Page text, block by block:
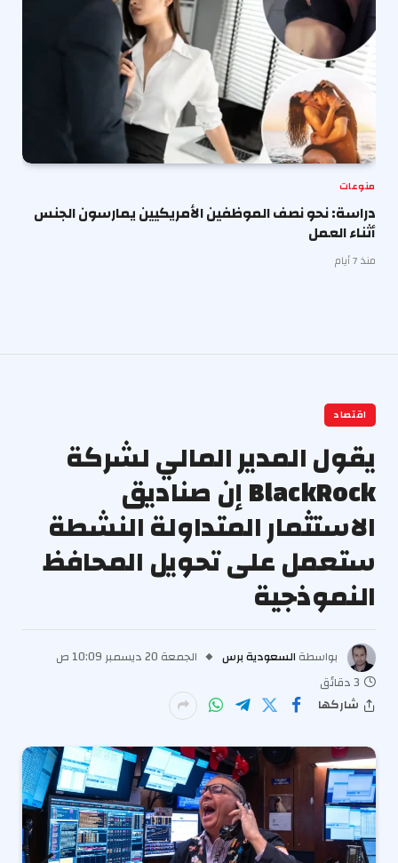
منوعات
دراسة: نحو نصف الموظفين الأمريكيين يمارسون الجنس
أثناء العمل
منذ 7 أيام
اقتصاد
يقول المدير المالي لشركة
BlackRock إن صناديق
الاستثمار المتداولة النشطة
ستعمل على تحويل المحافظ
النموذجية
بواسطة السعودية برس
الجمعة 20 ديسمبر 10:09 ص
3 دقائق
شاركها